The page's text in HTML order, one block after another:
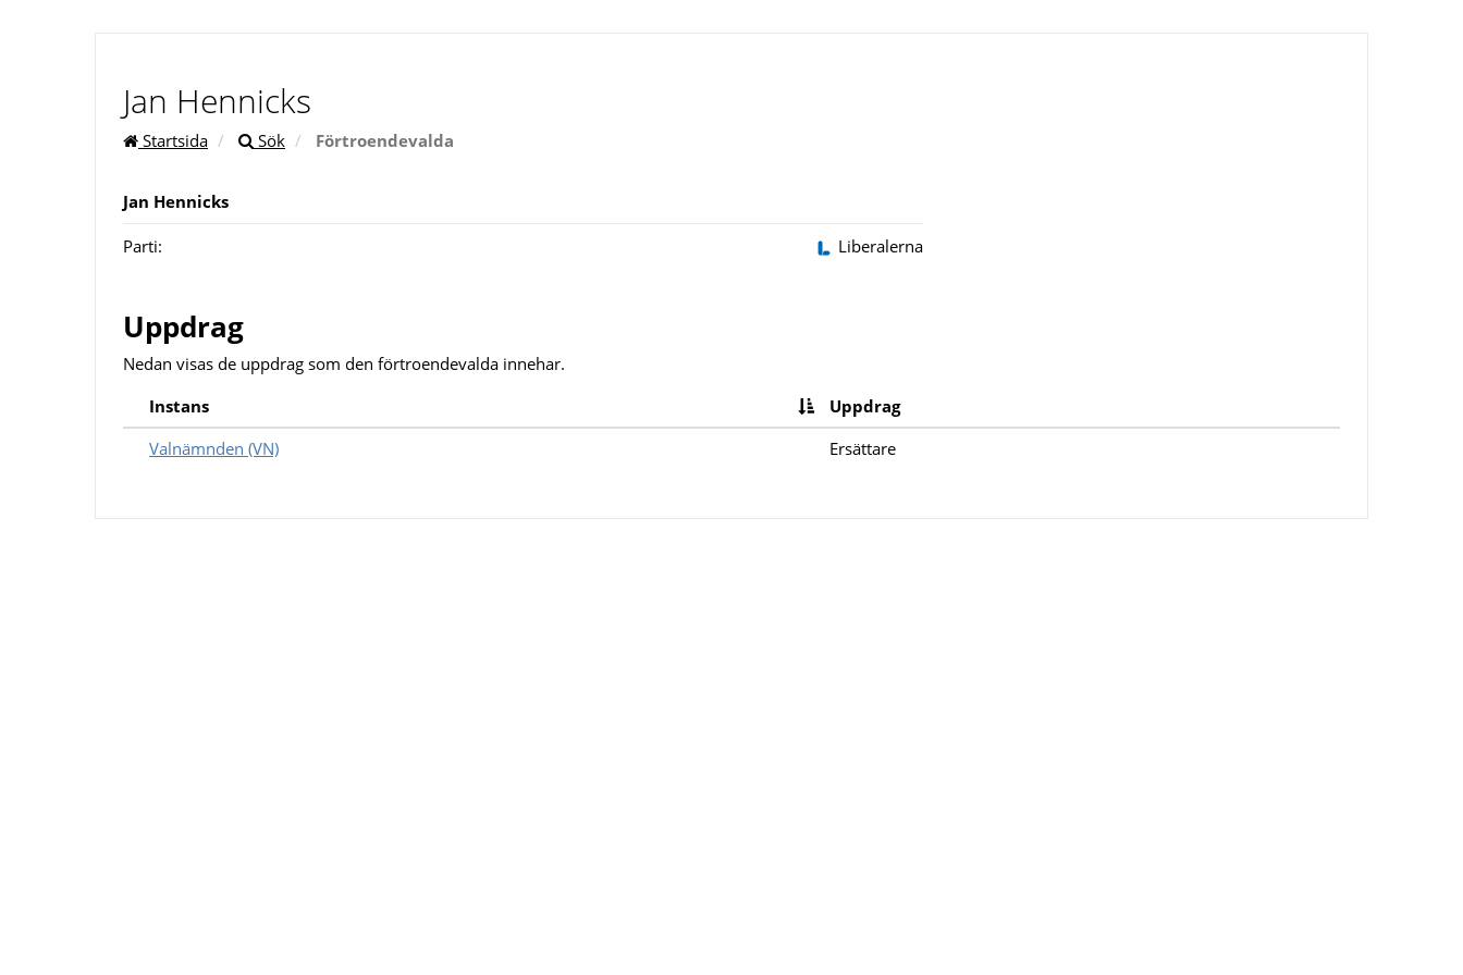
Jan Hennicks
Startsida Sök Förtroendevalda
Jan Hennicks
Liberalerna
Parti:
Uppdrag
Nedan visas de uppdrag som den förtroendevalda innehar.
Instans
Uppdrag
Valnämnden (VN)
Ersättare